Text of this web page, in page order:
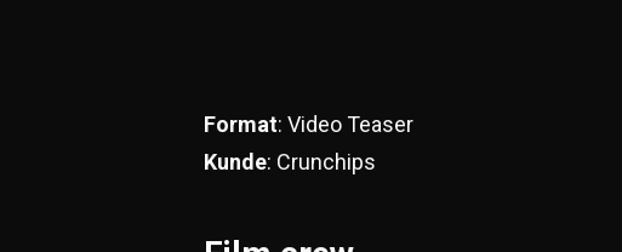
Format: Video Teaser
Kunde: Crunchips